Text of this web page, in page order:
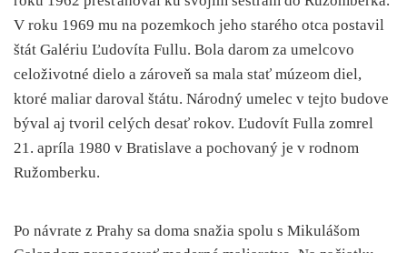
V roku 1969 mu na pozemkoch jeho starého otca postavil
štát Galériu Ľudovíta Fullu. Bola darom za umelcovo
celoživotné dielo a zároveň sa mala stať múzeom diel,
ktoré maliar daroval štátu. Národný umelec v tejto budove
býval aj tvoril celých desať rokov. Ľudovít Fulla zomrel
21. apríla 1980 v Bratislave a pochovaný je v rodnom
Ružomberku.
Po návrate z Prahy sa doma snažia spolu s Mikulášom